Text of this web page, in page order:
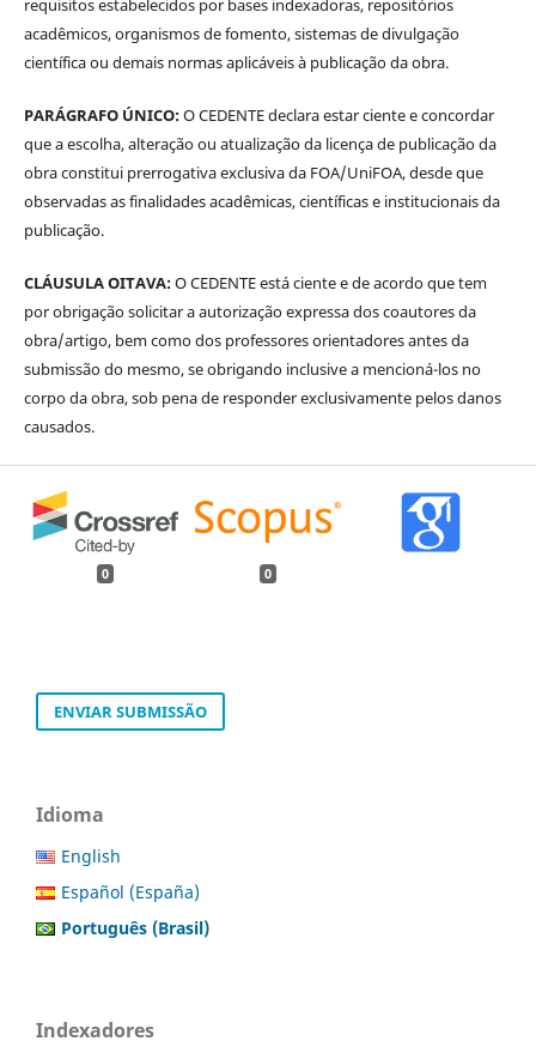
requisitos estabelecidos por bases indexadoras, repositórios
acadêmicos, organismos de fomento, sistemas de divulgação
científica ou demais normas aplicáveis à publicação da obra.
PARÁGRAFO ÚNICO:O CEDENTE declara estar ciente e concordar
que a escolha, alteração ou atualização da licença de publicação da
obra constitui prerrogativa exclusiva da FOA/UniFOA, desde que
observadas as finalidades acadêmicas, científicas e institucionais da
publicação.
CLÁUSULA OITAVA:O CEDENTE está ciente e de acordo que tem
por obrigação solicitar a autorização expressa dos coautores da
obra/artigo, bem como dos professores orientadores antes da
submissão do mesmo, se obrigando inclusive a mencioná-los no
corpo da obra, sob pena de responder exclusivamente pelos danos
causados.
0 0
ENVIAR SUBMISSÃO
Idioma
English
Español (España)
Português (Brasil)
Indexadores